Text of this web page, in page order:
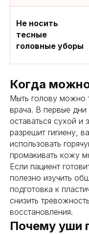
Не носить
тесные
головные уборы
Когда
Мыть голову можно
врача. В первые
оставаться сухой и
разрешит гигиену,
использовать
промакивать кожу
Если пациент
полезно изучить
подготовка к
снизить
восстановления.
Почему уши